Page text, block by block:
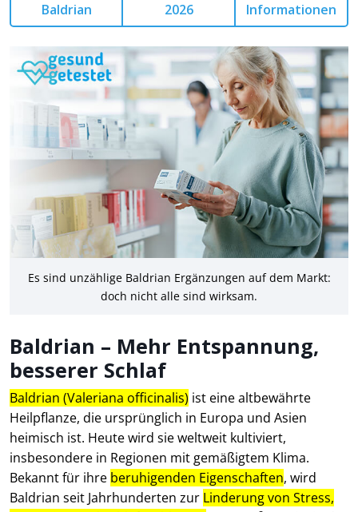
Baldrian
2026
Informationen
Es sind unzählige Baldrian Ergänzungen auf dem Markt:
doch nicht alle sind wirksam.
Baldrian – Mehr Entspannung,
besserer Schlaf
Baldrian (Valeriana officinalis) ist eine altbewährte
Heilpflanze, die ursprünglich in Europa und Asien
heimisch ist. Heute wird sie weltweit kultiviert,
insbesondere in Regionen mit gemäßigtem Klima.
Bekannt für ihre beruhigenden Eigenschaften, wird
Baldrian seit Jahrhunderten zur Linderung von Stress,